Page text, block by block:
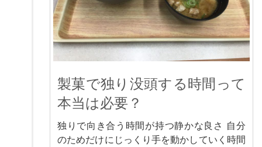
製菓で独り没頭する時間って
本当は必要？
独りで向き合う時間が持つ静かな良さ 自分
のためだけにじっくり手を動かしていく時間